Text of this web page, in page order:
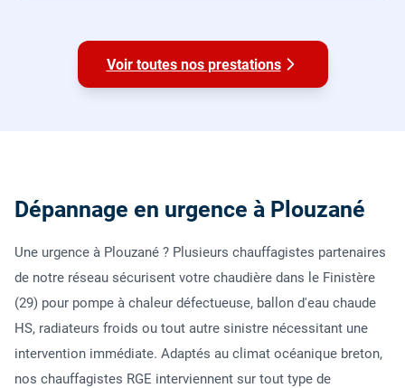
Voir toutes nos prestations
Dépannage en urgence à Plouzané
Une urgence à Plouzané ? Plusieurs chauffagistes partenaires
de notre réseau sécurisent votre chaudière dans le Finistère
(29) pour pompe à chaleur défectueuse, ballon d'eau chaude
HS, radiateurs froids ou tout autre sinistre nécessitant une
intervention immédiate. Adaptés au climat océanique breton,
nos chauffagistes RGE interviennent sur tout type de